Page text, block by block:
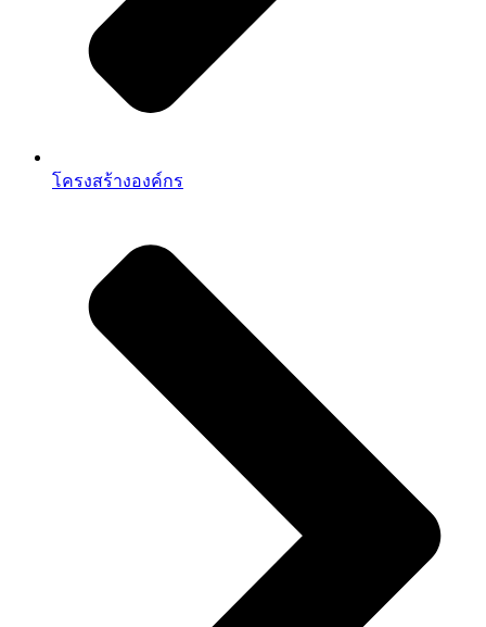
โครงสร้างองค์กร